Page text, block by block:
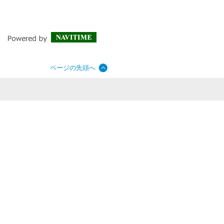
ページの先頭へ